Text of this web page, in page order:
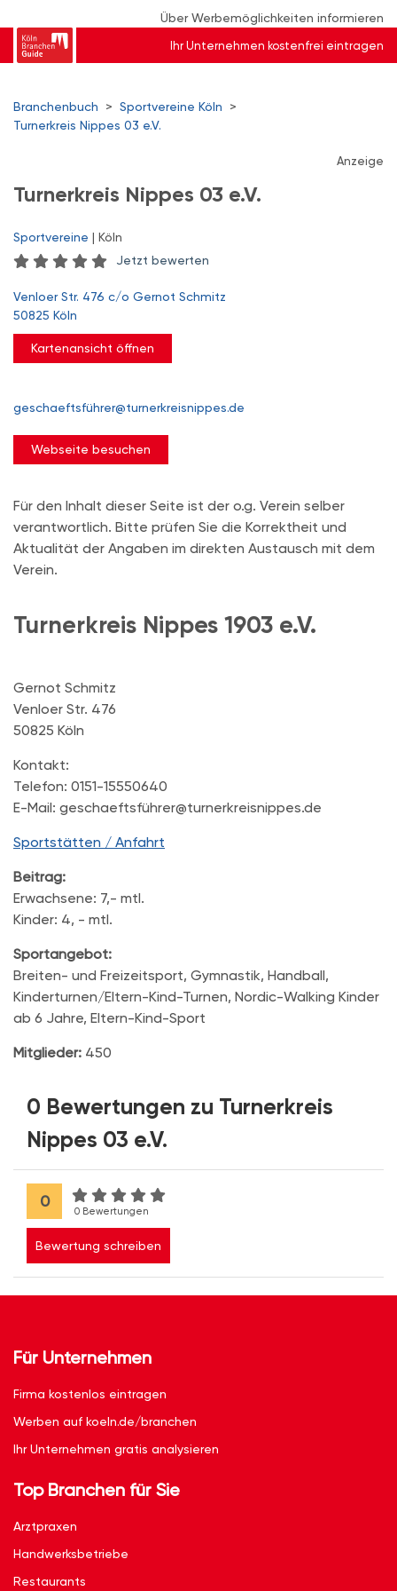
Über Werbemöglichkeiten informieren
Ihr Unternehmen kostenfrei eintragen
Branchenbuch > Sportvereine Köln
>
Turnerkreis Nippes 03 e.V.
Anzeige
Turnerkreis Nippes 03 e.V.
Sportvereine | Köln
Jetzt bewerten
Venloer Str. 476 c/o Gernot Schmitz
50825 Köln
Kartenansicht öffnen
geschaeftsführer@turnerkreisnippes.de
Webseite besuchen
Für den Inhalt dieser Seite ist der o.g. Verein selber
verantwortlich. Bitte prüfen Sie die Korrektheit und
Aktualität der Angaben im direkten Austausch mit dem
Verein.
Turnerkreis Nippes 1903 e.V.
Gernot Schmitz
Venloer Str. 476
50825 Köln
Kontakt:
Telefon: 0151-15550640
E-Mail: geschaeftsführer@turnerkreisnippes.de
Sportstätten / Anfahrt
Beitrag:
Erwachsene: 7,- mtl.
Kinder: 4, - mtl.
Sportangebot:
Breiten- und Freizeitsport, Gymnastik, Handball,
Kinderturnen/Eltern-Kind-Turnen, Nordic-Walking Kinder
ab 6 Jahre, Eltern-Kind-Sport
Mitglieder: 450
0 Bewertungen zu Turnerkreis
Nippes 03 e.V.
0
0 Bewertungen
Bewertung schreiben
Für Unternehmen
Firma kostenlos eintragen
Werben auf koeln.de/branchen
Ihr Unternehmen gratis analysieren
Top Branchen für Sie
Arztpraxen
Handwerksbetriebe
Restaurants